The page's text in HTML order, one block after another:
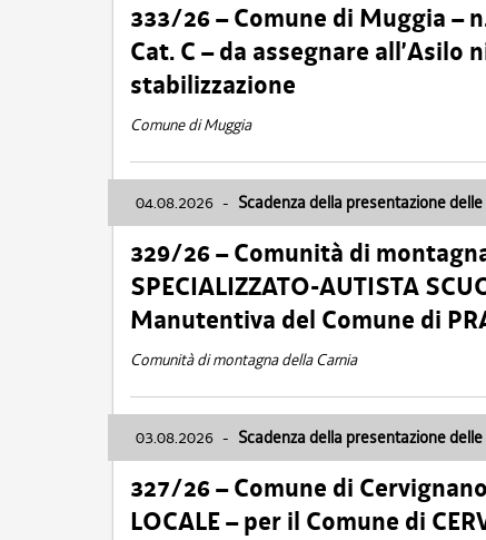
333/26 – Comune di Muggia –
Cat. C – da assegnare all’Asilo
stabilizzazione
Comune di Muggia
04.08.2026 - Scadenza della presentazione
329/26 – Comunità di
SPECIALIZZATO-AUTISTA
Manutentiva del Comune di
Comunità di montagna della Carnia
03.08.2026 - Scadenza della presentazione
327/26 – Comune di
LOCALE – per il Comune di